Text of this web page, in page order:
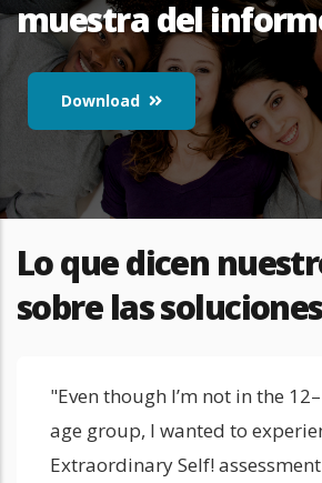
muestra del
Download
Lo que dicen
sobre las soluciones
"Even though I’m not in the
age group, I wanted to
Extraordinary Self!